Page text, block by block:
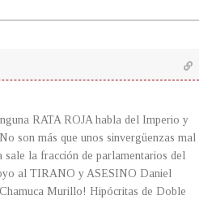
RATA ROJA habla del Imperio y
son más que unos sinvergüenzas mal
sale la fracción de parlamentarios del
al TIRANO y ASESINO Daniel
Murillo! Hipócritas de Doble